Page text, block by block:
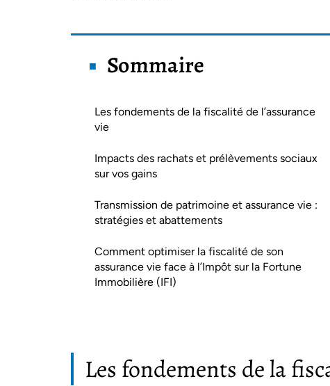
Sommaire
Les fondements de la fiscalité de l’assurance
vie
Impacts des rachats et prélèvements sociaux
sur vos gains
Transmission de patrimoine et assurance vie :
stratégies et abattements
Comment optimiser la fiscalité de son
assurance vie face à l’Impôt sur la Fortune
Immobilière (IFI)
Les fondements de la